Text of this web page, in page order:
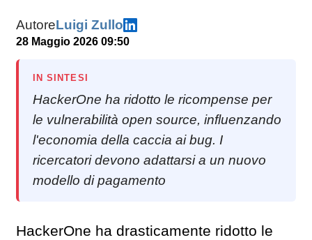
AutoreLuigi Zullo
28 Maggio 2026 09:50
IN SINTESI
HackerOne ha ridotto le ricompense per
le vulnerabilità open source, influenzando
l'economia della caccia ai bug. I
ricercatori devono adattarsi a un nuovo
modello di pagamento
HackerOne ha drasticamente ridotto le